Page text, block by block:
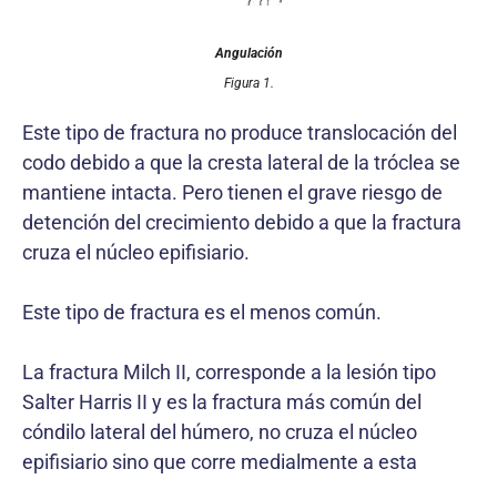
Angulación
Figura 1.
Este tipo de fractura no produce translocación del
codo debido a que la cresta lateral de la tróclea se
mantiene intacta. Pero tienen el grave riesgo de
detención del crecimiento debido a que la fractura
cruza el núcleo epifisiario.
Este tipo de fractura es el menos común.
La fractura Milch II, corresponde a la lesión tipo
Salter Harris II y es la fractura más común del
cóndilo lateral del húmero, no cruza el núcleo
epifisiario sino que corre medialmente a esta